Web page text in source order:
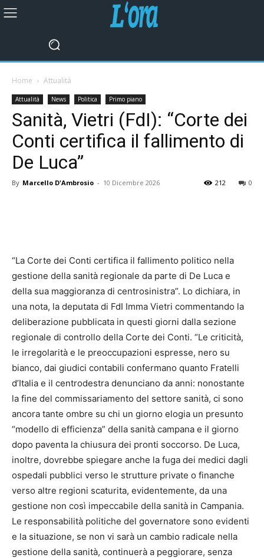
Home Attualità
Attualità News Politica Primo piano
Sanità, Vietri (FdI): “Corte dei
Conti certifica il fallimento di
De Luca”
By Marcello D'Ambrosio - 10 Dicembre 2026 0
212
“La Corte dei Conti certifica il fallimento politico nella
gestione della sanità regionale da parte di De Luca e
della sua maggioranza di centrosinistra”. Lo dichiara, in
una nota, la deputata di FdI Imma Vietri commentando la
deliberazione pubblicata in questi giorni dalla sezione
regionale di controllo della Corte dei Conti. “Le criticità,
le irregolarità e le preoccupazioni espresse, nero su
bianco, dai giudici contabili confermano quanto Fratelli
d’Italia e il centrodestra denunciano da anni: nonostante
la fine del commissariamento del settore sanità, ci sono
ancora tante ombre su chi un giorno elogia un presunto
“modello di efficienza” della sanità campana e il giorno
dopo paventa la chiusura dei pronti soccorso. De Luca,
inoltre, dovrebbe spiegare anche la fuga dei medici dagli
ospedali pubblici verso le strutture private o finanche
verso altre regioni scaturita, evidentemente, da una
gestione non così impeccabile della sanità in Campania.
Le responsabilità politiche del governatore sono evidenti
e la situazione, se non vi sarà un cambio radicale nella
gestione della sanità, continuerà a peggiorare, senza